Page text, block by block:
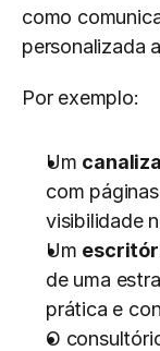
como
personalizada
Por exemplo:
Um
com
visibilidade
Um
de uma
prática e
O